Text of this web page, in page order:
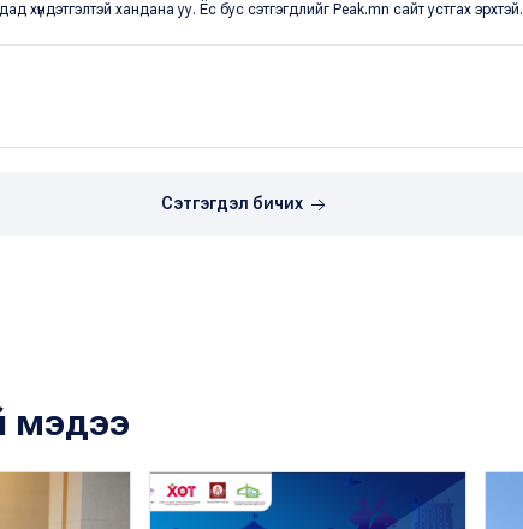
хүндэтгэлтэй хандана уу. Ёс бус сэтгэгдлийг Peak.mn сайт устгах эрхтэй.
Сэтгэгдэл бичих
мэдээ